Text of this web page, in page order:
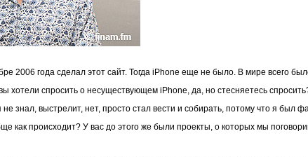
2006 года сделал этот сайт. Тогда iPhone еще не было. В мире всего
хотели спросить о несуществующем iPhone, да, но стесняетесь
не знал, выстрелит, нет, просто стал вести и собирать, потому что я был
как происходит? У вас до этого же были проекты, о которых мы